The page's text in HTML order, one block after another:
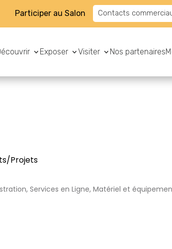
Participer au Salon Contacts
Exposer Visiter Nos partenaires
Projets
Services en Ligne, Matériel et